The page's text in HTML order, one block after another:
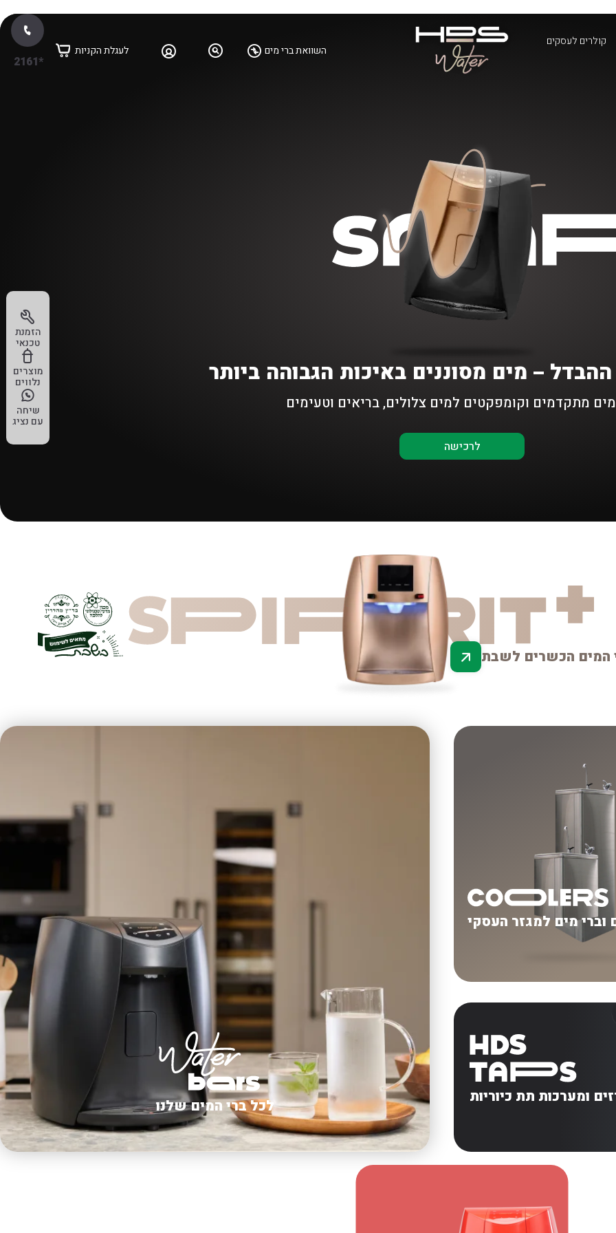
קולרים לעסקים
השוואת ברי מים לעגלת הקניות
*2161
הזמנת
טכנאי
מוצרים
נלווים
שיחה
עם נציג
– מים מסוננים באיכות הגבוהה ביותר
מתקדמים וקומפקטים למים צלולים, בריאים וטעימים
לרכישה
המים הכשרים לשבת
לכל ברי המים שלנו
וברי מים למגזר העסקי
ומערכות תת כיוריות